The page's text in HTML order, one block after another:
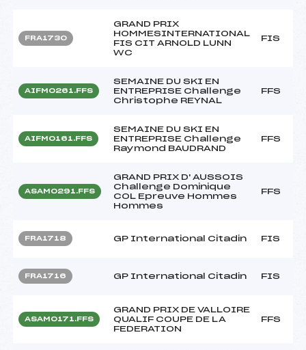
FRA1730
GRAND PRIX
HOMMESINTERNATIONAL
FIS CIT ARNOLD LUNN
WC
FIS
AIFM0261.FFS
SEMAINE DU SKI EN
ENTREPRISE Challenge
Christophe REYNAL
FFS
AIFM0161.FFS
SEMAINE DU SKI EN
ENTREPRISE Challenge
Raymond BAUDRAND
FFS
ASAM0291.FFS
GRAND PRIX D' AUSSOIS
Challenge Dominique
COL Epreuve Hommes
Hommes
FFS
FRA1718 GP International Citadin FIS
FRA1716 GP International Citadin FIS
ASAM0171.FFS
GRAND PRIX DE VALLOIRE
QUALIF COUPE DE LA
FEDERATION
FFS